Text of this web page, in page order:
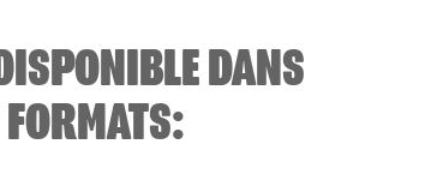
DANS